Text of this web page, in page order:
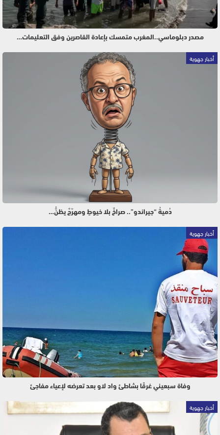
مصدر دبلوماسي..المغرب متمسك بإعادة القاصرين وفق التعليمات…
أخبار جهوية
دُميةُ “جيراندو”.. صراخٌ بلا خيوطٍ ومهرّجٌ يظنُّ…
أخبار جهوية
وفاة سبعيني غرقًا بشاطئ واد لاو بعد تعرضه لإعياء مفاجئ
أخبار جهوية